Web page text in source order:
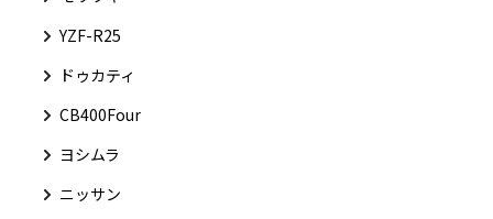
YZF-R25
ドゥカティ
CB400Four
ヨシムラ
ニッサン